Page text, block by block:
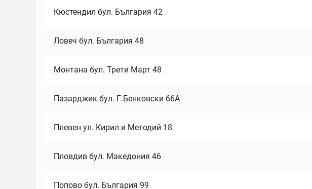
Кюстендил бул. България 42
Ловеч бул. България 48
Монтана бул. Трети Март 48
Пазарджик бул. Г.Бенковски 66А
Плевен ул. Кирил и Методий 18
Пловдив бул. Македония 46
Попово бул. България 99